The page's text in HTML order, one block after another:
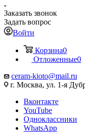
Заказать звонок
Задать вопрос
Войти
Корзина0
Отложенные0
ceram-kioto@mail.ru
г. Москва, ул. 1-я
Вконтакте
YouTube
Одноклассники
WhatsApp